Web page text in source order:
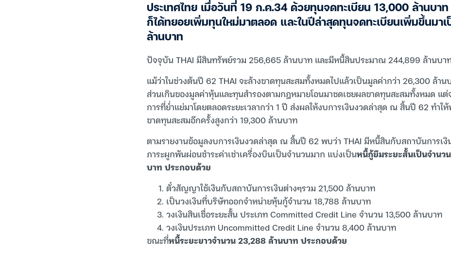
ประเทศไทย เมื่อวันที่ 19 ก.ค.34 ด้วยทุนจดทะเบียน 13,000 ล้านบา
ก็ได้ทยอยเพิ่มทุนใหม่มาตลอด และในปีล่าสุดทุนจดทะเบียนเพิ่มขึ้นมา
ล้านบาท
ปัจจุบัน THAI มีสินทรัพย์รวม 256,665 ล้านบาท และมีหนี้สินประมาณ 244,899 ล้านบา
แม้ว่าในช่วงต้นปี 62 THAI จะล้างขาดทุนสะสมทั้งหมดไปแล้วเป็นมูลค่ากว่า 26,300 ล้าน
ส่วนเกินของมูลค่าหุ้นและทุนสำรองตามกฎหมายโอนมาชดเชยผลขาดทุนสะสมทั้งหมด แ
การที่ย่ำแย่มาโดยตลอดระยะเวลากว่า 1 ปี ส่งผลให้งบการเงินงวดล่าสุด ณ สิ้นปี 62 ทำ
ขาดทุนสะสมอีกครั้งสูงกว่า 19,300 ล้านบาท
ตามรายงานข้อมูลงบการเงินงวดล่าสุด ณ สิ้นปี 62 พบว่า THAI มีหนี้สินกับสถาบันการเ
ภาระผูกพันผ่อนชำระค่าเช่าเครื่องบินเป็นจำนวนมาก แบ่งเป็นหนี้กู้ยืมระยะสั้นเป็นจำนว
บาท ประกอบด้วย
ตั๋วสัญญาใช้เงินกับสถาบันการเงินต่างๆรวม 21,500 ล้านบาท
เป็นวงเงินที่บริษัทออกจำหน่ายหุ้นกู้จำนวน 18,788 ล้านบาท
วงเงินสินเชื่อระยะสั้น ประเภท Committed Credit Line จำนวน 13,500 ล้านบาท
วงเงินประเภท Uncommitted Credit Line จำนวน 8,400 ล้านบาท
ขณะที่หนี้ระยะยาวจำนวน 23,288 ล้านบาท ประกอบด้วย